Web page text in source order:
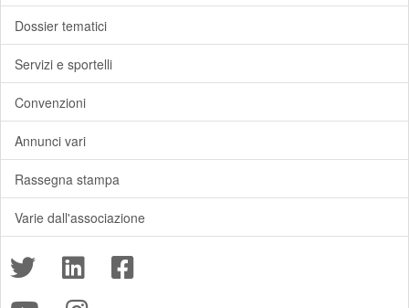
Dossier tematici
Servizi e sportelli
Convenzioni
Annunci vari
Rassegna stampa
Varie dall'associazione